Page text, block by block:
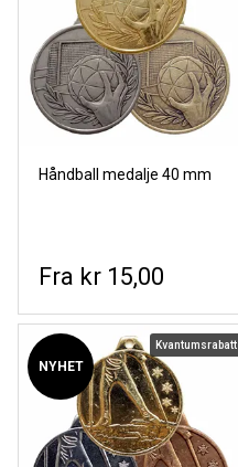
Håndball medalje 40 mm
kr 15,00
NYHET
Kvantumsrabatt